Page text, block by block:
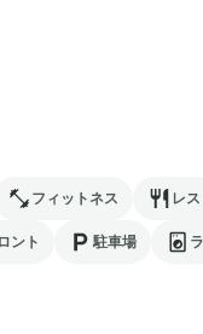
フィットネス レ
ント 駐車場